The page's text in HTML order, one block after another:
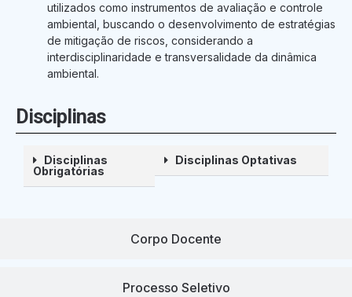
Corpo Docente
Processo Seletivo
utilizados como instrumentos de avaliação e controle
ambiental, buscando o desenvolvimento de estratégias
de mitigação de riscos, considerando a
interdisciplinaridade e transversalidade da dinâmica
ambiental.
Disciplinas
Disciplinas
Obrigatórias
Disciplinas Optativas